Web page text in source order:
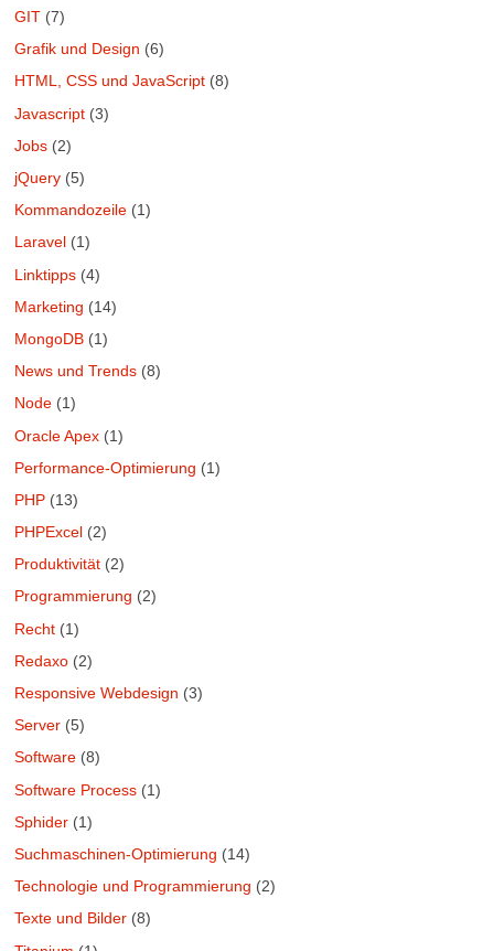
GIT (7)
Grafik und Design (6)
HTML, CSS und JavaScript (8)
Javascript (3)
Jobs (2)
jQuery (5)
Kommandozeile (1)
Laravel (1)
Linktipps (4)
Marketing (14)
MongoDB (1)
News und Trends (8)
Node (1)
Oracle Apex (1)
Performance-Optimierung (1)
PHP (13)
PHPExcel (2)
Produktivität (2)
Programmierung (2)
Recht (1)
Redaxo (2)
Responsive Webdesign (3)
Server (5)
Software (8)
Software Process (1)
Sphider (1)
Suchmaschinen-Optimierung (14)
Technologie und Programmierung (2)
Texte und Bilder (8)